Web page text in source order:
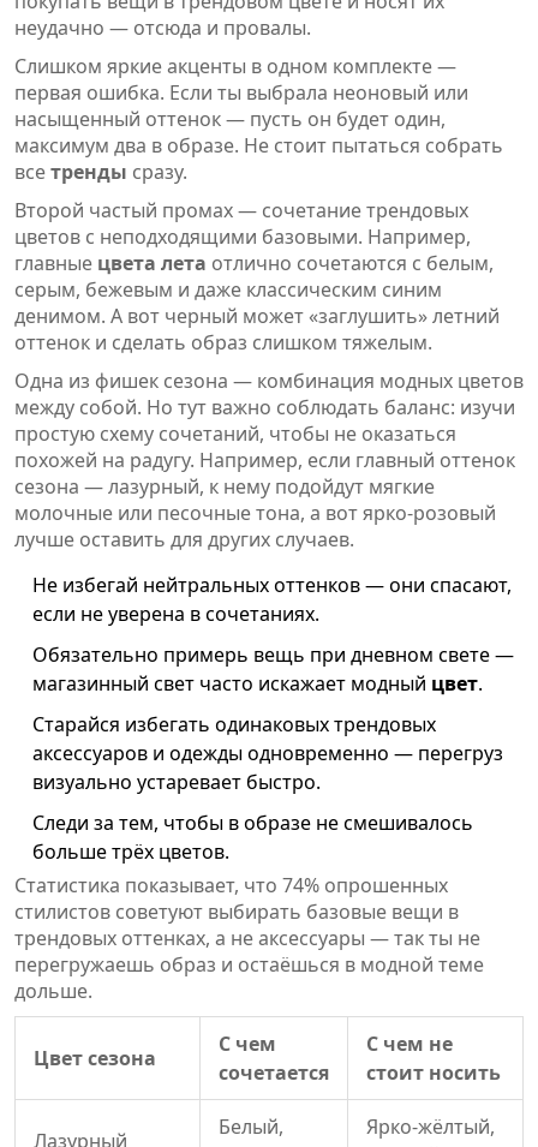
неудачно — отсюда и провалы.
Слишком яркие акценты в одном комплекте —
первая ошибка. Если ты выбрала неоновый или
насыщенный оттенок — пусть он будет один,
максимум два в образе. Не стоит пытаться собрать
всетренды сразу.
Второй частый промах — сочетание трендовых
цветов с неподходящими базовыми. Например,
главные цвета лета отлично сочетаются с белым,
серым, бежевым и даже классическим синим
денимом. А вот черный может «заглушить» летний
оттенок и сделать образ слишком тяжелым.
Одна из фишек сезона — комбинация модных цветов
между собой. Но тут важно соблюдать баланс: изучи
простую схему сочетаний, чтобы не оказаться
похожей на радугу. Например, если главный оттенок
сезона — лазурный, к нему подойдут мягкие
молочные или песочные тона, а вот ярко-розовый
лучше оставить для других случаев.
Не избегай нейтральных оттенков — они спасают,
если не уверена в сочетаниях.
Обязательно примерь вещь при дневном свете —
магазинный свет часто искажает модный цвет.
Старайся избегать одинаковых трендовых
аксессуаров и одежды одновременно — перегруз
визуально устаревает быстро.
Следи за тем, чтобы в образе не смешивалось
больше трёх цветов.
Статистика показывает, что 74% опрошенных
стилистов советуют выбирать базовые вещи в
трендовых оттенках, а не аксессуары — так ты не
перегружаешь образ и остаёшься в модной теме
дольше.
Цвет сезона
С чем
сочетается
С чем не
стоит носить
Лазурный
Белый,
Ярко-жёлтый,